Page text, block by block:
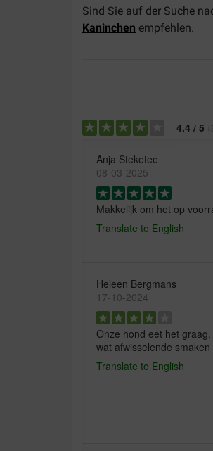
Sind Sie auf der Suche
Kaninchen empfehlen.
4.4 / 5
Anja Steketee
08-03-2025
Makkelijk om het op
Translate to English
Heleen Bergmans
17-10-2024
Onze hond eet het
wat afwisselende
Translate to English